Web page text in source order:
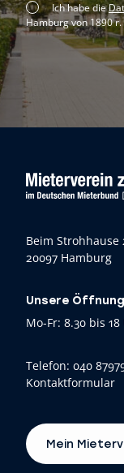
Ich habe die
Hamburg von 1890
Beim Strohhause
20097 Hamburg
Unsere
Mo-Fr: 8.30 bis
Telefon: 040
Kontaktformular
Mein